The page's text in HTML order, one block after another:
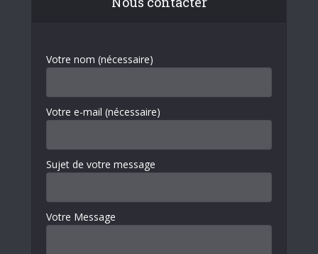
Votre nom (nécessaire)
Votre e-mail (nécessaire)
Sujet de votre message
Votre Message